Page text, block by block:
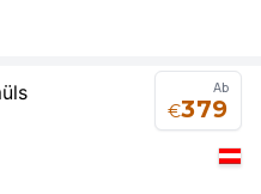
Ab
€379